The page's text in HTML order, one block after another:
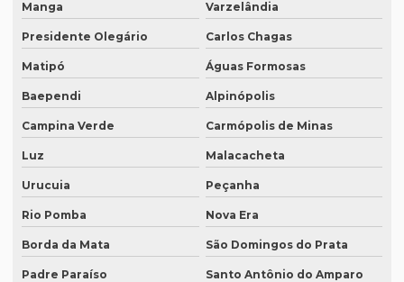
Intérprete profissional coreano português
Intérprete profissional em eventos
Intérprete profissional de francês
Intérprete profissional de japonês
Intérprete remoto
Intérprete para reuniões
Intérprete para seminários
Intérprete simultâneo em bh
Manga Varzelândia
Presidente Olegário Carlos Chagas
Matipó Águas Formosas
Baependi Alpinópolis
Campina Verde Carmópolis de Minas
Luz Malacacheta
Urucuia Peçanha
Rio Pomba Nova Era
Borda da Mata São Domingos do Prata
Padre Paraíso Santo Antônio do Amparo